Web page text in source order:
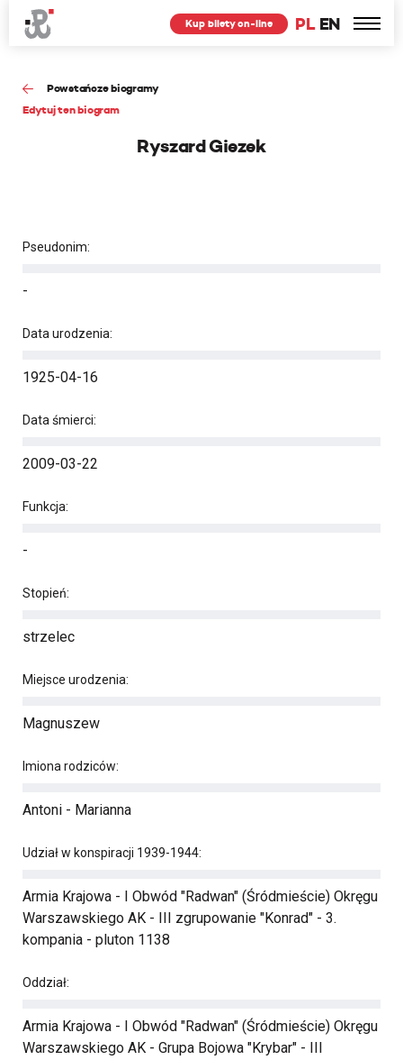
PL EN
Kup bilety on-line
Powstańcze biogramy
Edytuj ten biogram
Ryszard Giezek
Pseudonim:
-
Data urodzenia:
1925-04-16
Data śmierci:
2009-03-22
Funkcja:
-
Stopień:
strzelec
Miejsce urodzenia:
Magnuszew
Imiona rodziców:
Antoni - Marianna
Udział w konspiracji 1939-1944:
Armia Krajowa - I Obwód "Radwan" (Śródmieście) Okręgu
Warszawskiego AK - III zgrupowanie "Konrad" - 3.
kompania - pluton 1138
Oddział:
Armia Krajowa - I Obwód "Radwan" (Śródmieście) Okręgu
Warszawskiego AK - Grupa Bojowa "Krybar" - III